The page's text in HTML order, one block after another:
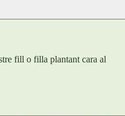
fill o filla plantant cara al